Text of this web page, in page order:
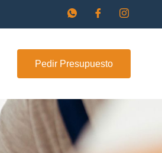
Pedir Presupuesto